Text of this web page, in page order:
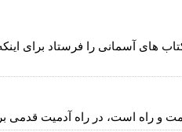
های آسمانی را فرستاد برای